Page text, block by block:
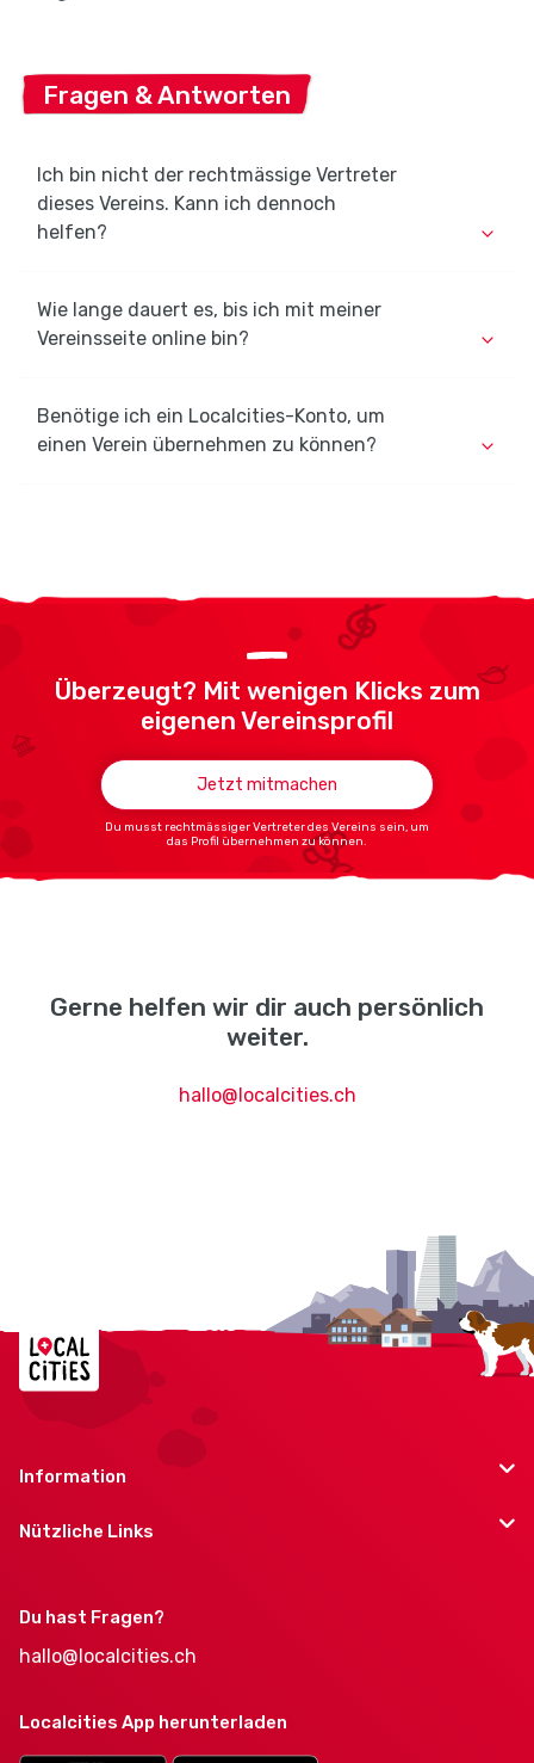
Fragen & Antworten
Ich bin nicht der rechtmässige Vertreter
dieses Vereins. Kann ich dennoch
helfen?
Wie lange dauert es, bis ich mit meiner
Vereinsseite online bin?
Benötige ich ein Localcities-Konto, um
einen Verein übernehmen zu können?
Überzeugt? Mit wenigen Klicks zum
eigenen Vereinsprofil
Jetzt mitmachen
Du musst rechtmässiger Vertreter des Vereins sein, um
das Profil übernehmen zu können.
Gerne helfen wir dir auch persönlich
weiter.
hallo@localcities.ch
Information
Nützliche Links
Du hast Fragen?
hallo@localcities.ch
Localcities App herunterladen